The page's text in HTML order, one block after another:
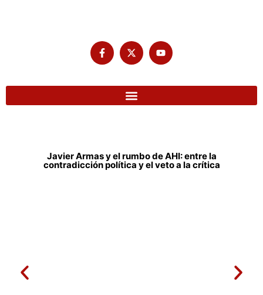
Javier Armas y el rumbo de AHI: entre la
contradicción política y el veto a la crítica